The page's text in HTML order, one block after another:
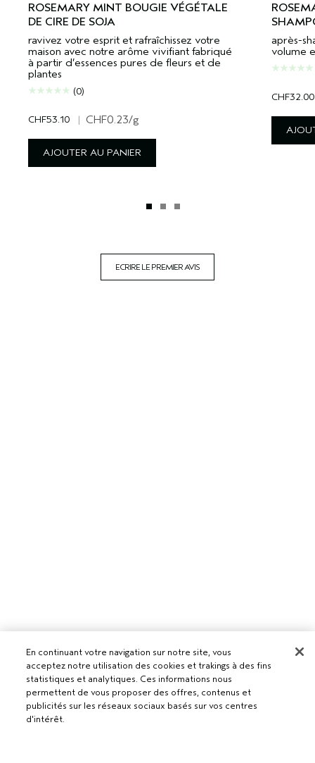
ROSEMARY MINT BOUGIE VÉGÉTALE
DE CIRE DE SOJA
ravivez votre esprit et rafraîchissez votre
maison avec notre arôme vivifiant fabriqué
à partir d’essences pures de fleurs et de
plantes
(0)
CHF53.10 | CHF0.23/g
AJOUTER AU PANIER
après-
volume
CHF32.00
ECRIRE LE PREMIER AVIS
Pour les professionnels
DEVENIR UN SALON AVEDA
Besoin d’aide ?
RETOURS ET ÉCHANGES
En continuant votre navigation sur notre site, vous
acceptez notre utilisation des cookies et trakings à des fins
statistiques et analytiques. Ces informations nous
permettent de vous proposer des offres, contenus et
publicités sur les réseaux sociaux basés sur vos centres
d'intérêt.